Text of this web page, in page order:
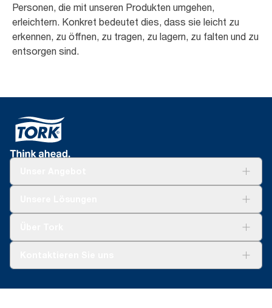
Personen, die mit unseren Produkten umgehen,
erleichtern. Konkret bedeutet dies, dass sie leicht zu
erkennen, zu öffnen, zu tragen, zu lagern, zu falten und zu
entsorgen sind.
Spenderreklamation
+43 (0) 8 10-22 00 84